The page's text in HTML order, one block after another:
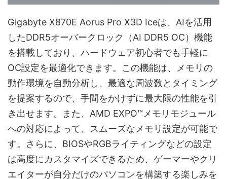
Gigabyte X870E Aorus Pro X3D Iceは、AIを活用
したDDR5オーバークロック（AI DDR5 OC）機能
を搭載しており、ハードウェア初心者でも手軽に
OC設定を最適化できます。この機能は、メモリの
動作環境を自動分析し、最適な周波数とタイミング
を提案するので、手間をかけずに最大限の性能を引
き出せます。また、AMD EXPO™メモリモジュール
への対応によって、スムーズなメモリ設定が可能で
す。さらに、BIOSやRGBライティングなどの設定
は高度にカスタマイズできるため、ゲーマーやクリ
エイターが自分だけのパソコンを構築する楽しみを